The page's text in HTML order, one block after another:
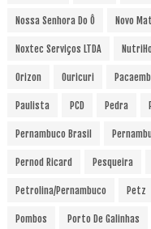
Nossa Senhora Do Ô Novo
Noxtec Serviços LTDA
Orizon Ouricuri
Paulista PCD Pedra
Pernambuco Brasil
Pernod Ricard Pesqueira
Petrolina/Pernambuco Petz
Pombos Porto De Galinhas